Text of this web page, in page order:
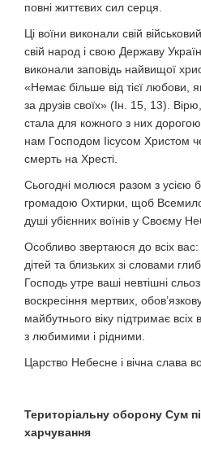
повні життєвих сил серця.
Ці воїни виконали свій
свій народ і свою Державу
виконали заповідь найвищої
«Немає більше від тієї любови,
за друзів своїх» (Ін. 15, 13).
стала для кожного з них
нам Господом Іісусом Христом
смерть на Хресті.
Сьогодні молюся разом з усією
громадою Охтирки, щоб
душі убієнних воїнів у Своєму
Особливо звертаюся до всіх вас:
дітей та близьких зі словами
Господь утре ваші невтішні
воскресіння мертвих,
майбутнього віку підтримає
з любимими і рідними.
Царство Небесне і вічна слава
Територіальну оборону Сум
харчування